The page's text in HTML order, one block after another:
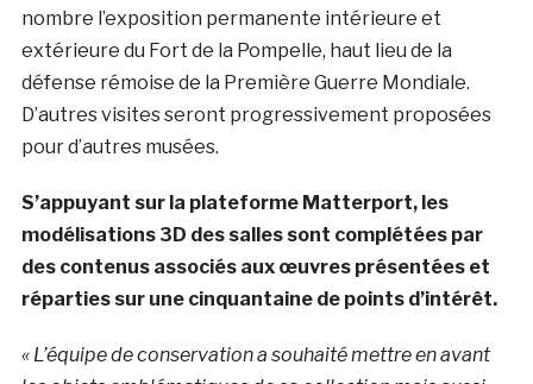
nombre l’exposition permanente intérieure et
extérieure du Fort de la Pompelle, haut lieu de la
défense rémoise de la Première Guerre Mondiale.
D’autres visites seront progressivement proposées
pour d’autres musées.
S’appuyant sur la plateforme Matterport, les
modélisations 3D des salles sont complétées par
des contenus associés aux œuvres présentées et
réparties sur une cinquantaine de points d’intérêt.
« L’équipe de conservation a souhaité mettre en avant